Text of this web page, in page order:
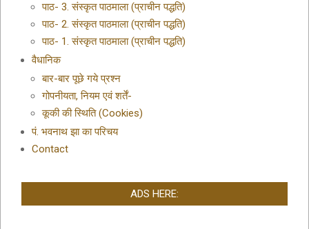
पाठ- 3. संस्कृत पाठमाला (प्राचीन पद्धति)
पाठ- 2. संस्कृत पाठमाला (प्राचीन पद्धति)
पाठ- 1. संस्कृत पाठमाला (प्राचीन पद्धति)
वैधानिक
बार-बार पूछे गये प्रश्न
गोपनीयता, नियम एवं शर्तें-
कूकी की स्थिति (Cookies)
पं. भवनाथ झा का परिचय
Contact
ADS HERE: